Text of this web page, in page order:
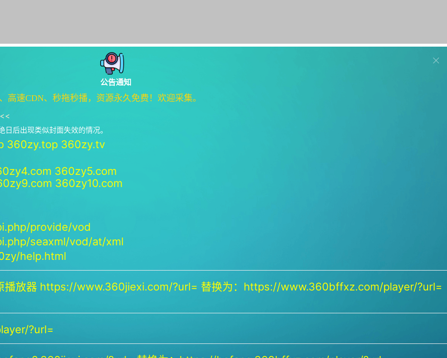
公告通知
速CDN、秒拖秒播，资源永久免费！欢迎采集。
后出现类似封面失效的情况。
360zy.top 360zy.tv
360zy5.com
360zy10.com
provide/vod
seaxml/vod/at/xml
help.html
播放器 https://www.360jiexi.com/?url= 替换为：https://www.360bffxz.com/player/?url=
?url=